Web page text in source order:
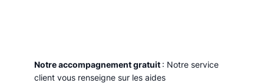
Notre accompagnement gratuit : Notre service
client vous renseigne sur les aides